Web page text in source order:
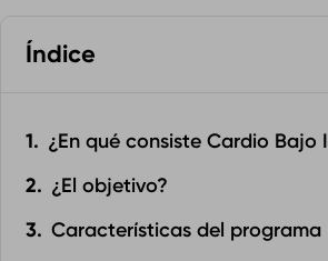
Índice
¿En qué consiste Cardio Bajo
¿El objetivo?
Características del programa